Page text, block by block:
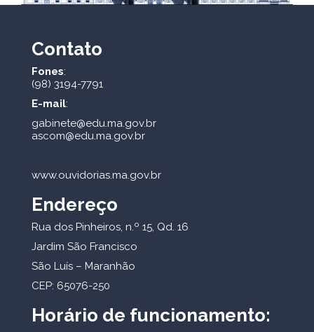
Contato
Fones:
(98) 3194-7791
E-mail:
gabinete@edu.ma.gov.br
ascom@edu.ma.gov.br
www.ouvidorias.ma.gov.br
Endereço
Rua dos Pinheiros, n.º 15, Qd. 16
Jardim São Francisco
São Luís – Maranhão
CEP: 65076-250
Horário de funcionamento: